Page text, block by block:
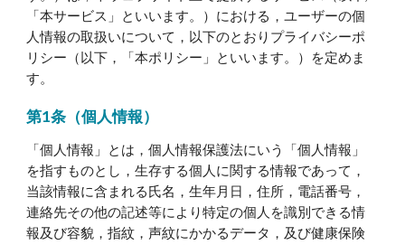
「本サービス」といいます。）における，ユーザーの個
人情報の取扱いについて，以下のとおりプライバシーポ
リシー（以下，「本ポリシー」といいます。）を定めま
す。
第1条（個人情報）
「個人情報」とは，個人情報保護法にいう「個人情報」
を指すものとし，生存する個人に関する情報であって，
当該情報に含まれる氏名，生年月日，住所，電話番号，
連絡先その他の記述等により特定の個人を識別できる情
報及び容貌，指紋，声紋にかかるデータ，及び健康保険